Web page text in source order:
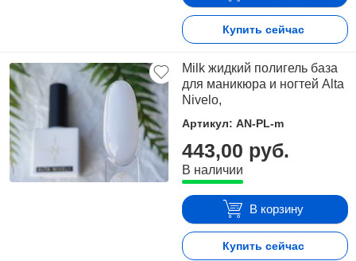
Купить сейчас
Milk жидкий полигель база
для маникюра и ногтей Alta
Nivelo,
Артикул: AN-PL-m
443,00 руб.
В наличии
В корзину
Купить сейчас